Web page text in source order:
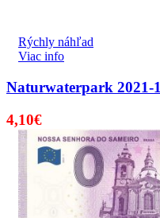
Rýchly náhľad
Viac info
Naturwaterpark 2021-1
4,10€